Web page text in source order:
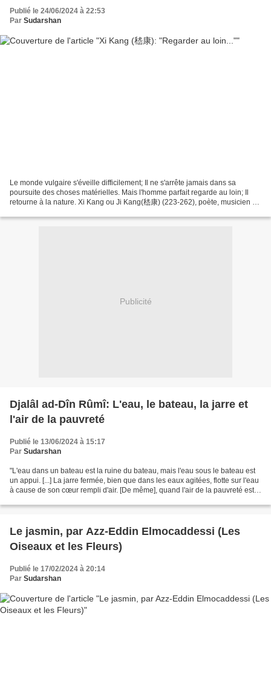
Publié le 24/06/2024 à 22:53
Par Sudarshan
Le monde vulgaire s'éveille difficilement; Il ne s'arrête jamais dans sa
poursuite des choses matérielles. Mais l'homme parfait regarde au loin; Il
retourne à la nature. Xi Kang ou Ji Kang(嵇康) (223-262), poète, musicien et
Publicité
Djalâl ad-Dîn Rûmî: L'eau, le bateau, la jarre et
l'air de la pauvreté
Publié le 13/06/2024 à 15:17
Par Sudarshan
"L'eau dans un bateau est la ruine du bateau, mais l'eau sous le bateau est
un appui. [...] La jarre fermée, bien que dans les eaux agitées, flotte sur l'eau
à cause de son cœur rempli d'air. [De même], quand l'air de la pauvreté est à
Le jasmin, par Azz-Eddin Elmocaddessi (Les
Oiseaux et les Fleurs)
Publié le 17/02/2024 à 20:14
Par Sudarshan